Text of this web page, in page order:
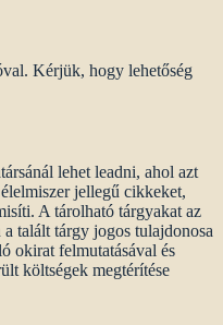
Kérjük, hogy lehetőség
lehet leadni, ahol azt
jellegű cikkeket,
A tárolható tárgyakat az
talált tárgy jogos tulajdonosa
okirat felmutatásával és
költségek megtérítése